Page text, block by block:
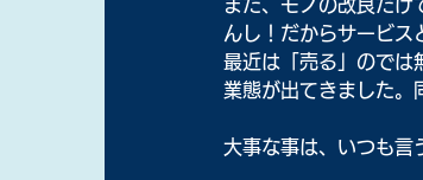
また、モノの改良だけ
んし！だからサービス
最近は「売る」のでは
業態が出てきました。
大事な事は、いつも言